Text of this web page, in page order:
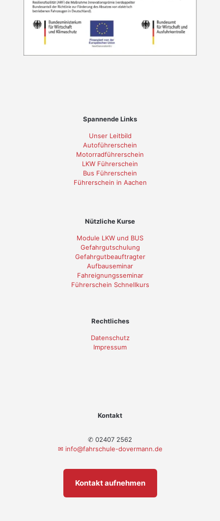
Spannende Links
Unser Leitbild
Autoführerschein
Motorradführerschein
LKW Führerschein
Bus Führerschein
Führerschein in Aachen
Nützliche Kurse
Module LKW und BUS
Gefahrgutschulung
Gefahrgutbeauftragter
Aufbauseminar
Fahreignungsseminar
Führerschein Schnellkurs
Rechtliches
Datenschutz
Impressum
Kontakt
✆ 02407 2562
✉ info@fahrschule-dovermann.de
Kontakt aufnehmen